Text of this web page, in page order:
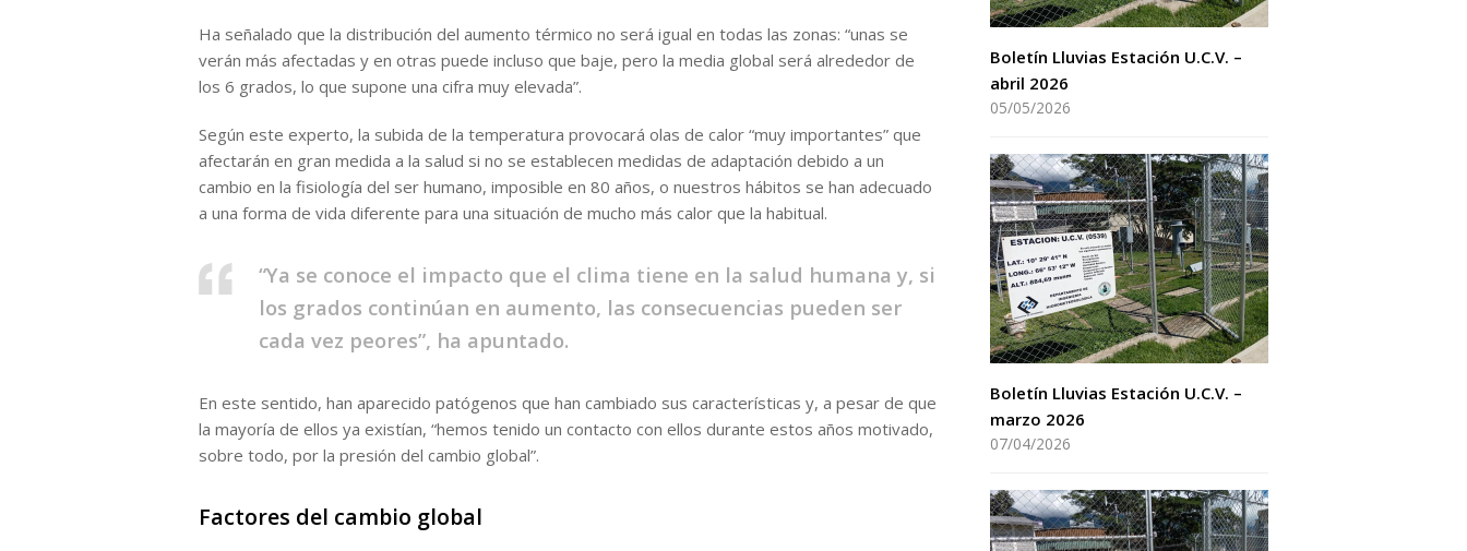
Ha señalado que la distribución del aumento térmico no será igual en todas las zonas: “unas se
verán más afectadas y en otras puede incluso que baje, pero la media global será alrededor de
los 6 grados, lo que supone una cifra muy elevada”.
Según este experto, la subida de la temperatura provocará olas de calor “muy importantes” que
afectarán en gran medida a la salud si no se establecen medidas de adaptación debido a un
cambio en la fisiología del ser humano, imposible en 80 años, o nuestros hábitos se han adecuado
a una forma de vida diferente para una situación de mucho más calor que la habitual.
“Ya se conoce el impacto que el clima tiene en la salud humana y, si
los grados continúan en aumento, las consecuencias pueden ser
cada vez peores”, ha apuntado.
En este sentido, han aparecido patógenos que han cambiado sus características y, a pesar de que
la mayoría de ellos ya existían, “hemos tenido un contacto con ellos durante estos años motivado,
sobre todo, por la presión del cambio global”.
Factores del cambio global
Boletín Lluvias Estación U.C.V. –
abril 2026
05/05/2026
Boletín Lluvias Estación U.C.V. –
marzo 2026
07/04/2026